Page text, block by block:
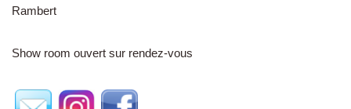
Rambert
Show room ouvert sur rendez-vous